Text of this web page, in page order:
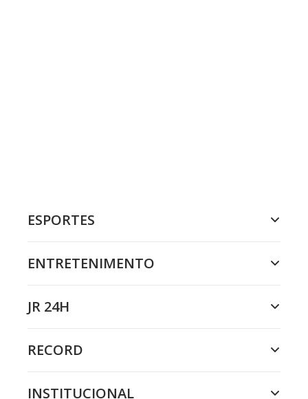
ESPORTES
ENTRETENIMENTO
JR 24H
RECORD
INSTITUCIONAL